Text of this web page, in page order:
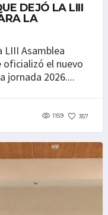
DEJÓ LA LIII
LA
LIII Asamblea
oficializó el nuevo
jornada 2026....
1159 357